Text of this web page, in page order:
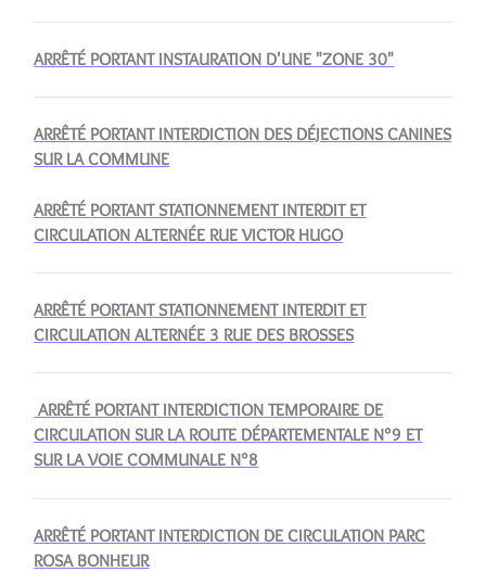
ARRÊTÉ PORTANT INSTAURATION D'UNE "ZONE 30"
ARRÊTÉ PORTANT INTERDICTION DES DÉJECTIONS CANINES
SUR LA COMMUNE
ARRÊTÉ PORTANT STATIONNEMENT INTERDIT ET
CIRCULATION ALTERNÉE RUE VICTOR HUGO
ARRÊTÉ PORTANT STATIONNEMENT INTERDIT ET
CIRCULATION ALTERNÉE 3 RUE DES BROSSES
ARRÊTÉ PORTANT INTERDICTION TEMPORAIRE DE
CIRCULATION SUR LA ROUTE DÉPARTEMENTALE N°9 ET
SUR LA VOIE COMMUNALE N°8
ARRÊTÉ PORTANT INTERDICTION DE CIRCULATION PARC
ROSA BONHEUR